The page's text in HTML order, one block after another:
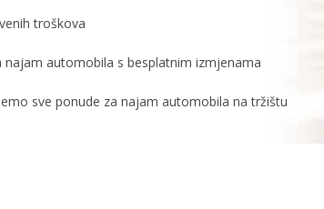
troškova
najam automobila s besplatnim izmjenama
sve ponude za najam automobila na tržištu